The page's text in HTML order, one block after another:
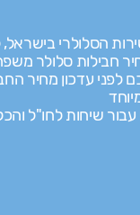
חבילות סלולר
לפני עדכון מחיר
עבור שיחות לחו"ל